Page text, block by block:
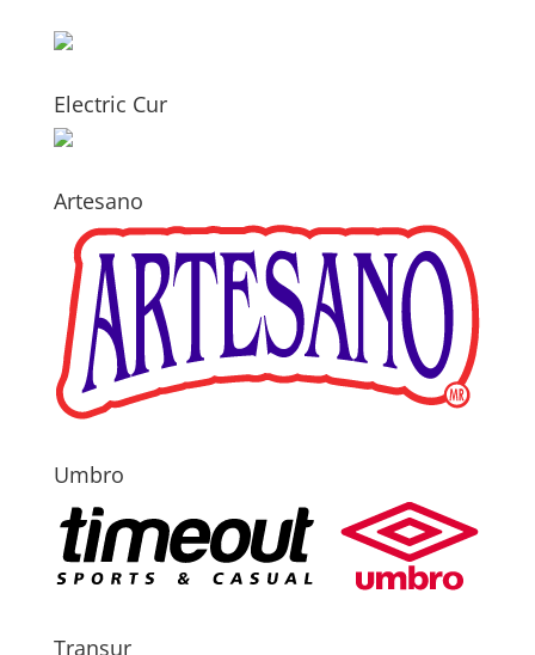
Electric Cur
Artesano
Umbro
Transur